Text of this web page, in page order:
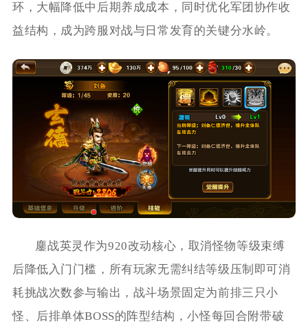
环，大幅降低中后期养成成本，同时优化军团协作收
益结构，成为跨服对战与日常发育的关键分水岭。
鏖战英灵作为920改动核心，取消怪物等级束缚
后降低入门门槛，所有玩家无需纠结等级压制即可消
耗挑战次数参与输出，战斗场景固定为前排三只小
怪、后排单体BOSS的阵型结构，小怪每回合附带破